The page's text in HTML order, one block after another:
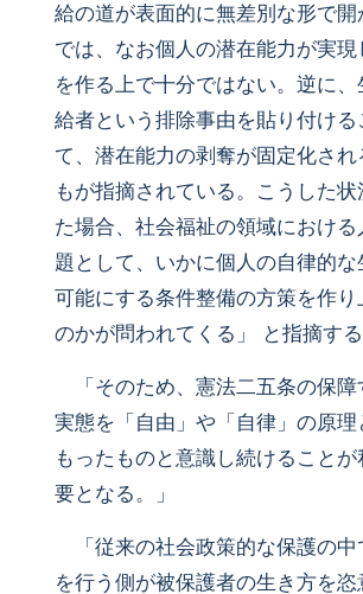
給の道が表面的に無差別な形で開
では、なお個人の潜在能力が実
を作る上で十分ではない。逆に、
給者という排除事由を貼り付ける
て、潜在能力の剥奪が固定化され
もが指摘されている。こうした状
た場合、社会福祉の領域における
題として、いかに個人の自律的な
可能にする条件整備の方策を作り
のかが問われてくる」 と指摘する
「そのため、憲法二五条の保障
実態を「自由」や「自律」の原理
もったものと意識し続けること
要となる。」
「従来の社会政策的な保護の中
を行う側が被保護者の生き方を